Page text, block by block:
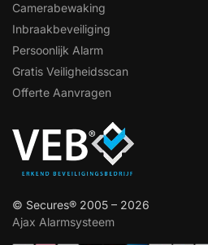
Camerabewaking
Inbraakbeveiliging
Persoonlijk Alarm
Gratis Veiligheidsscan
Offerte Aanvragen
© Secures® 2005 – 2026
Ajax Alarmsysteem